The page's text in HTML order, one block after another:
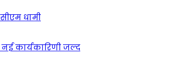
धामी
कार्यकारिणी जल्द